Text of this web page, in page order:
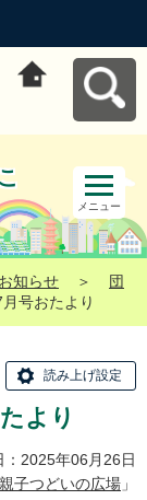
メニュー
お知らせ ＞
団
号おたより
読み上げ設定
より
2025年06月26日
子つどいの広場 」